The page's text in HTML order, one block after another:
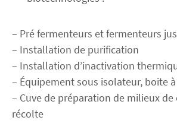
– Pré fermenteurs et fermenteurs
– Installation de purification
– Installation d’inactivation
– Équipement sous isolateur, boite à
– Cuve de préparation de milieux
récolte